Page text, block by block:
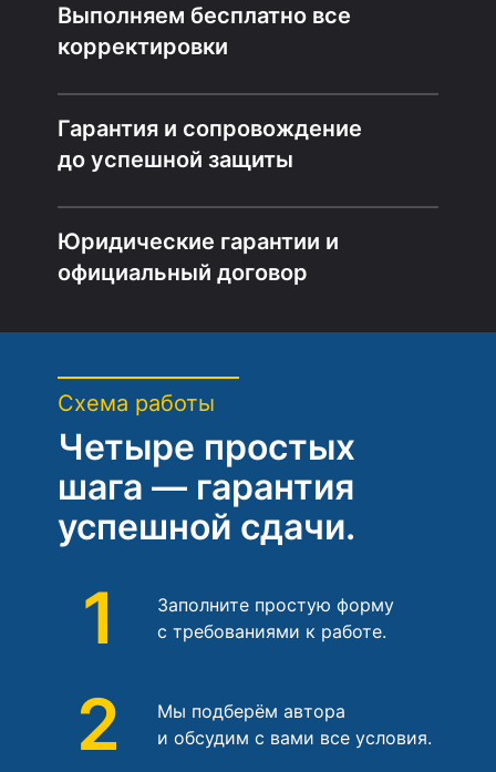
Выполняем бесплатно все
корректировки
Гарантия и сопровождение
до успешной защиты
Юридические гарантии и
официальный договор
Схема работы
Четыре простых
шага — гарантия
успешной сдачи.
1
Заполните простую форму
с требованиями к работе.
2
Мы подберём автора
и обсудим с вами все условия.